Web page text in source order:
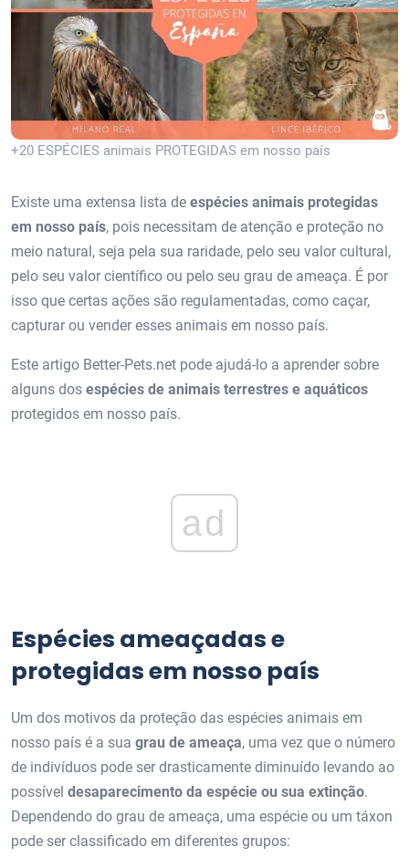
+20 ESPÉCIES animais PROTEGIDAS em nosso país
Existe uma extensa lista de espécies animais protegidas
em nosso país, pois necessitam de atenção e proteção no
meio natural, seja pela sua raridade, pelo seu valor cultural,
pelo seu valor científico ou pelo seu grau de ameaça. É por
isso que certas ações são regulamentadas, como caçar,
capturar ou vender esses animais em nosso país.
Este artigo Better-Pets.net pode ajudá-lo a aprender sobre
alguns dos espécies de animais terrestres e aquáticos
protegidos em nosso país.
ad
Espécies ameaçadas e
protegidas em nosso país
Um dos motivos da proteção das espécies animais em
nosso país é a sua grau de ameaça, uma vez que o número
de indivíduos pode ser drasticamente diminuído levando ao
possível desaparecimento da espécie ou sua extinção.
Dependendo do grau de ameaça, uma espécie ou um táxon
pode ser classificado em diferentes grupos: